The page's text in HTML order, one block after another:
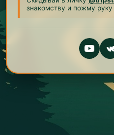
знакомству и пожму руку